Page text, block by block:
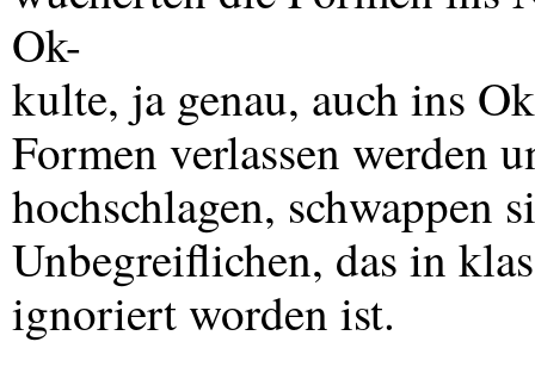
Ok-
kulte, ja genau, auch ins
Formen verlassen werden
hochschlagen, schwappen
Unbegreiflichen, das in
ignoriert worden ist.